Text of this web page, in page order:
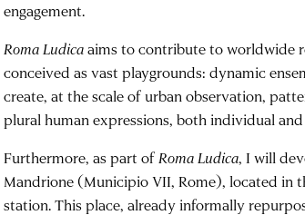
engagement.
Roma Ludicaaims to contribute to worldwide
conceived as vast playgrounds: dynamic
create, at the scale of urban observation,
plural human expressions, both individual
Furthermore, as part of Roma Ludica, I will
Mandrione (Municipio VII, Rome), located in
station. This place, already informally